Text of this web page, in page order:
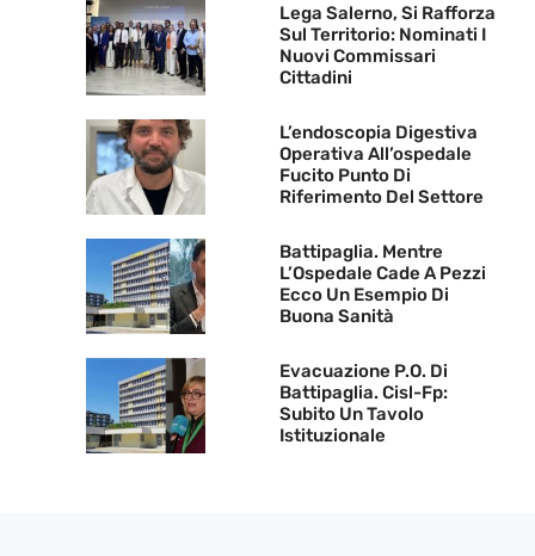
Lega Salerno, Si Rafforza
Sul Territorio: Nominati I
Nuovi Commissari
Cittadini
L’endoscopia Digestiva
Operativa All’ospedale
Fucito Punto Di
Riferimento Del Settore
Battipaglia. Mentre
L’Ospedale Cade A Pezzi
Ecco Un Esempio Di
Buona Sanità
Evacuazione P.O. Di
Battipaglia. Cisl-Fp:
Subito Un Tavolo
Istituzionale